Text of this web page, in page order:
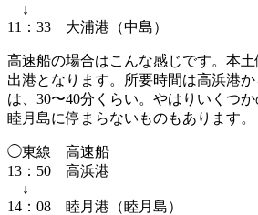
↓
11：33 大浦港（中島）
高速船の場合はこんな感じです。本
出港となります。所要時間は高浜港
は、30〜40分くらい。やはりいくつ
睦月島に停まらないものもあります。
◯東線 高速船
13：50 高浜港
↓
14：08 睦月港（睦月島）